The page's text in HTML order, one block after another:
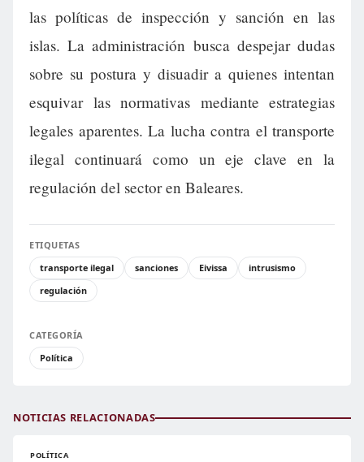
las políticas de inspección y sanción en las
islas. La administración busca despejar dudas
sobre su postura y disuadir a quienes intentan
esquivar las normativas mediante estrategias
legales aparentes. La lucha contra el transporte
ilegal continuará como un eje clave en la
regulación del sector en Baleares.
ETIQUETAS
transporte ilegal
sanciones Eivissa
intrusismo
regulación
CATEGORÍA
Política
NOTICIAS RELACIONADAS
POLÍTICA